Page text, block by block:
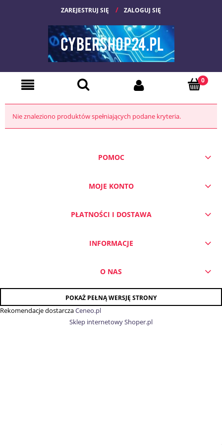
ZAREJESTRUJ SIĘ ZALOGUJ SIĘ
Nie znaleziono produktów spełniających podane kryteria.
POMOC
MOJE KONTO
PŁATNOŚCI I DOSTAWA
INFORMACJE
O NAS
POKAŻ PEŁNĄ WERSJĘ STRONY
Rekomendacje dostarczaCeneo.pl
Sklep internetowy Shoper.pl